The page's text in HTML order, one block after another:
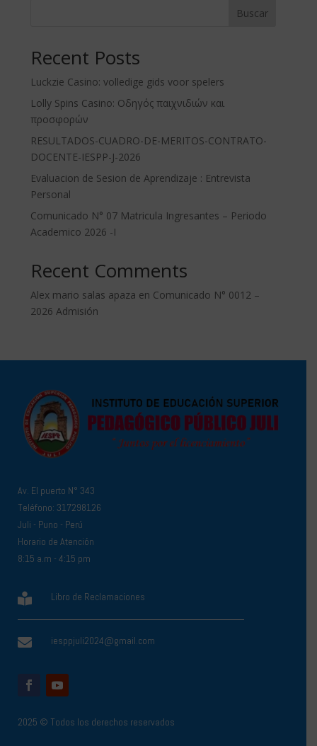
Buscar
Recent Posts
Luckzie Casino: volledige gids voor spelers
Lolly Spins Casino: Οδηγός παιχνιδιών και
προσφορών
RESULTADOS-CUADRO-DE-MERITOS-CONTRATO-
DOCENTE-IESPP-J-2026
Evaluacion de Sesion de Aprendizaje : Entrevista
Personal
Comunicado N° 07 Matricula Ingresantes – Periodo
Academico 2026 -I
Recent Comments
Alex mario salas apaza en Comunicado N° 0012 –
2026 Admisión
Av. El puerto N° 343
Teléfono: 317298126
Juli - Puno - Perú
Horario de Atención
8:15 a.m - 4:15 pm
 Libro de Reclamaciones
 iesppjuli2024@gmail.com
2025 © Todos los derechos reservados